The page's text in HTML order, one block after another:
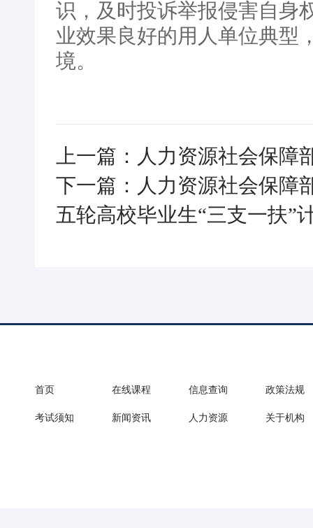
识，及时投诉举报侵害自身
业效果良好的用人单位典型
境。
上一篇：人力资源社会保
下一篇：人力资源社会保障
五轮高校毕业生“三支一扶”
首页 在线课程 信息查询 政策法规
考试须知 新闻资讯 人力资源 关于机构